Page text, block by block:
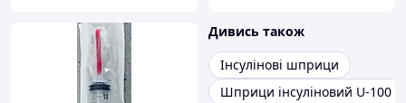
Дивись також
Інсулінові шприци
Шприци інсуліновий U-100